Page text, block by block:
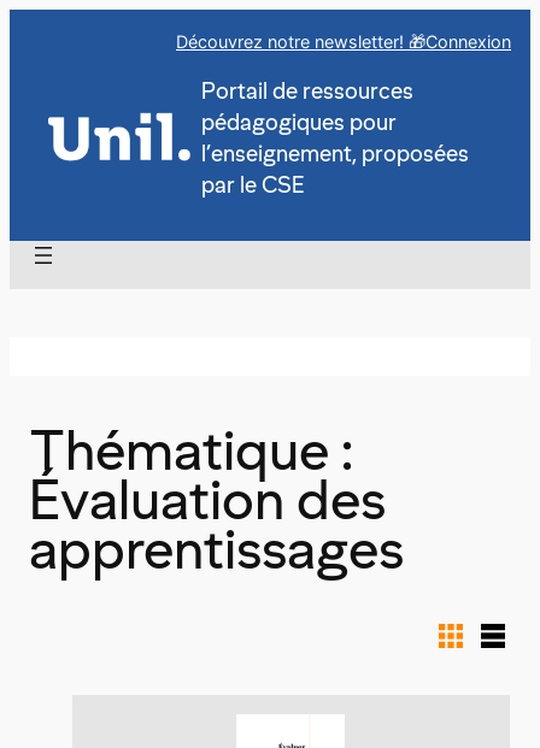
Découvrez notre newsletter! 🎁Connexion
Portail de ressources
pédagogiques pour
l’enseignement, proposées
par le CSE
Thématique :
Évaluation des
apprentissages
Vue
cartes
Vue
liste